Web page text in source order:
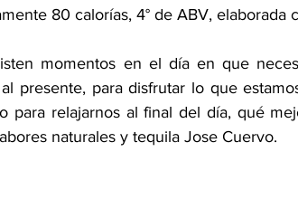
80 calorías, 4° de ABV, elaborada
momentos en el día en que
presente, para disfrutar lo que
para relajarnos al final del día, qué
naturales y tequila Jose Cuervo.